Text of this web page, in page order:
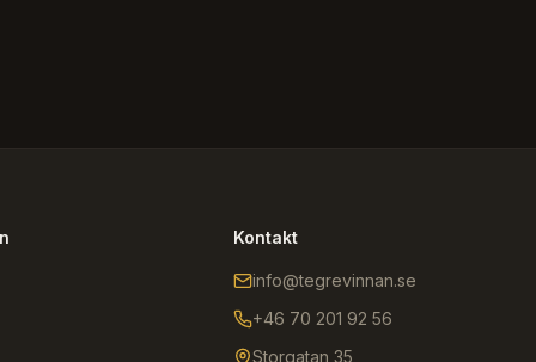
Kontakt
info@tegrevinnan.se
+46 70 201 92 56
Storgatan 35